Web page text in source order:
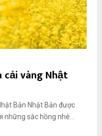
vàng Nhật
Bản Nhật Bản được
những sắc hồng nhè...